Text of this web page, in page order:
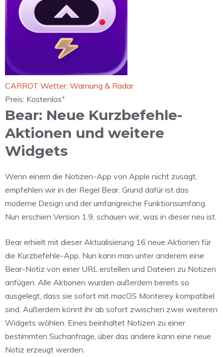
‎CARROT Wetter: Warnung & Radar
Preis: Kostenlos+
Bear: Neue Kurzbefehle-
Aktionen und weitere
Widgets
Wenn einem die Notizen-App von Apple nicht zusagt,
empfehlen wir in der Regel Bear. Grund dafür ist das
moderne Design und der umfangreiche Funktionsumfang.
Nun erschien Version 1.9, schauen wir, was in dieser neu ist.
Bear erhielt mit dieser Aktualisierung 16 neue Aktionen für
die Kurzbefehle-App. Nun kann man unter anderem eine
Bear-Notiz von einer URL erstellen und Dateien zu Notizen
anfügen. Alle Aktionen wurden außerdem bereits so
ausgelegt, dass sie sofort mit macOS Monterey kompatibel
sind. Außerdem könnt ihr ab sofort zwischen zwei weiteren
Widgets wählen. Eines beinhaltet Notizen zu einer
bestimmten Suchanfrage, über das andere kann eine neue
Notiz erzeugt werden.